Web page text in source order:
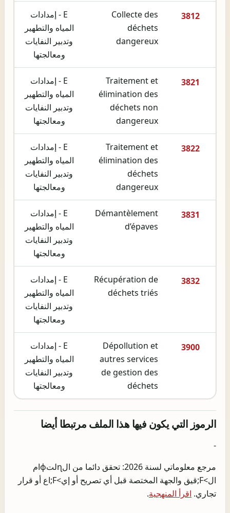
3812
Collecte des
déchets
dangereux
E - إمدادات
المياه والتطهير
وتدبير النفايات
ومعالجتها
3821
Traitement et
élimination des
déchets non
dangereux
E - إمدادات
المياه والتطهير
وتدبير النفايات
ومعالجتها
3822
Traitement et
élimination des
déchets
dangereux
E - إمدادات
المياه والتطهير
وتدبير النفايات
ومعالجتها
3831
Démantèlement
d’épaves
E - إمدادات
المياه والتطهير
وتدبير النفايات
ومعالجتها
3832
Récupération de
déchets triés
E - إمدادات
المياه والتطهير
وتدبير النفايات
ومعالجتها
3900
Dépollution et
autres services
de gestion des
déchets
E - إمدادات
المياه والتطهير
وتدبير النفايات
ومعالجتها
الرموز التي يكون فيها هذا الملف مرتبطا أيضا
-
مرجع معلوماتي لسنة 2026: تحقق دائما من الɳلتɸام
ال>F;قيق والجهة المختصة قبل أي تصريح أو إي>F;اع أو قرار
تجاري. اقرأ المنهجية.